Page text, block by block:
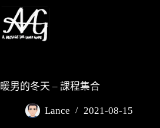
暖男的冬天 – 課程集合
Lance 2021-08-15